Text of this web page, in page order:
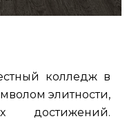
колледж в
элитности,
достижений.